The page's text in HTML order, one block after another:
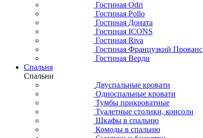
Гостиная Odri
Гостиная Pollo
Гостиная Доната
Гостиная ICONS
Гостиная Riva
Гостиная Французкий Прованс
Гостиная Верди
Спальня
Спальни
Двуспальные кровати
Односпальные кровати
Тумбы прикроватные
Туалетные столики, консоли
Шкафы в спальню
Комоды в спальню